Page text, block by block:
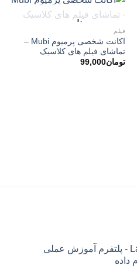
ناموجود
فیلم
اکانت شخصی پرمیوم Mubi –
تماشای فیلم های کلاسیک
تومان99,000
اکانت پرمیوم LabEx - پلتفرم آموزش عملی
داده